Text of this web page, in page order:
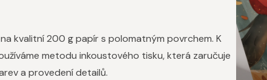
kvalitní 200 g papír s polomatným povrchem. K
metodu inkoustového tisku, která zaručuje
a provedení detailů.